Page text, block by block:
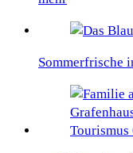
Sommerfrische